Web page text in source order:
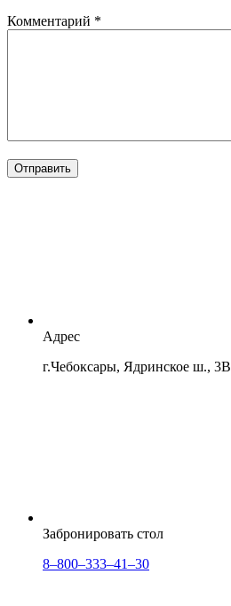
Комментарий *
Отправить
Адрес
г.Чебоксары, Ядринское ш., 3В
Забронировать стол
8‒800‒333‒41‒30